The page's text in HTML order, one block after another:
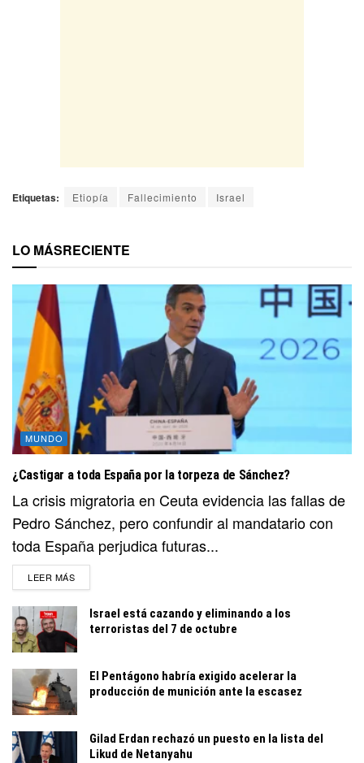
Etiquetas: Etiopía Fallecimiento Israel
LO MÁSRECIENTE
MUNDO
¿Castigar a toda España por la torpeza de Sánchez?
La crisis migratoria en Ceuta evidencia las fallas de
Pedro Sánchez, pero confundir al mandatario con
toda España perjudica futuras...
LEER MÁSDETAILS
Israel está cazando y eliminando a los
terroristas del 7 de octubre
El Pentágono habría exigido acelerar la
producción de munición ante la escasez
Gilad Erdan rechazó un puesto en la lista del
Likud de Netanyahu